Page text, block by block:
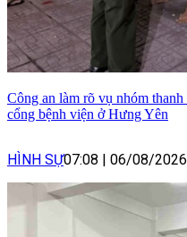
Công an làm rõ vụ nhóm
cổng bệnh viện ở Hưng Yên
HÌNH SỰ07:08 06/08/2026